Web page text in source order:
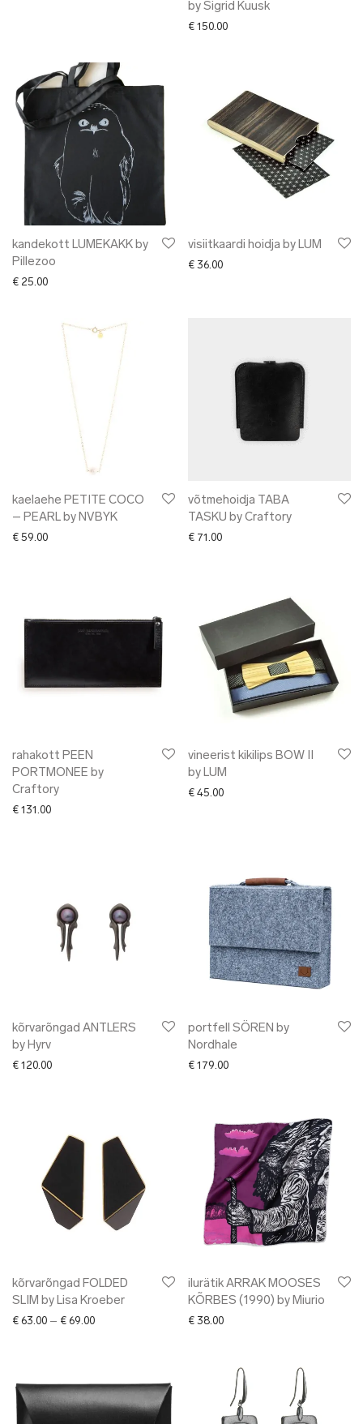
by Sigrid Kuusk
€ 150.00
kandekott LUMEKAKK by
Pillezoo
€ 25.00
visiitkaardi hoidja by LUM
€ 36.00
kaelaehe PETITE COCO
– PEARL by NVBYK
€ 59.00
võtmehoidja TABA
TASKU by Craftory
€ 71.00
rahakott PEEN
PORTMONEE by
Craftory
€ 131.00
vineerist kikilips BOW II
by LUM
€ 45.00
kõrvarõngad ANTLERS
by Hyrv
€ 120.00
portfell SÖREN by
Nordhale
€ 179.00
kõrvarõngad FOLDED
SLIM by Lisa Kroeber
€ 63.00 – € 69.00Price range: € 63.00 through € 69.00
ilurätik ARRAK MOOSES
KÕRBES (1990) by Miurio
€ 38.00